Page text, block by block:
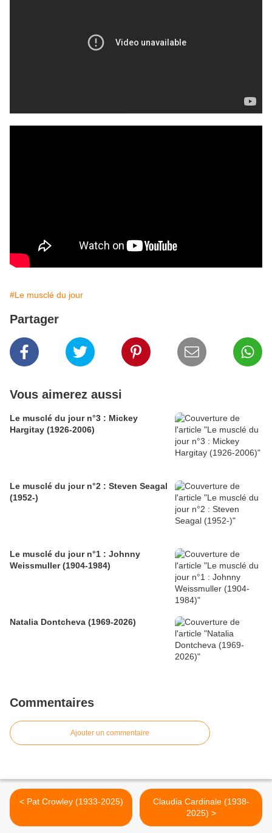
#Le musclé du jour
Partager
Vous aimerez aussi
Le musclé du jour n°3 : Mickey
Hargitay (1926-2006)
Le musclé du jour n°2 : Steven Seagal
(1952-)
Le musclé du jour n°1 : Johnny
Weissmuller (1904-1984)
Natalia Dontcheva (1969-2026)
Commentaires
Ajouter un commentaire
< Pat Crowley (1933-2025)
Claudia Cardinale (1938-
2025) >